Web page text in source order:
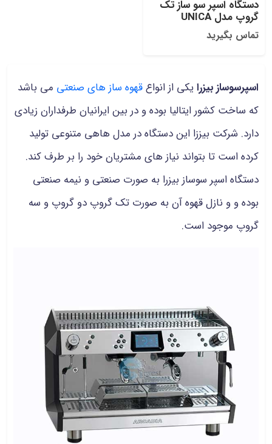
دستگاه اسپر سو ساز تک
گروپ مدل UNICA
تماس بگیرید
اسپرسوساز بیزرا یکی از انواعقهوه ساز های صنعتی می باشد
که ساخت کشور ایتالیا بوده و در بین ایرانیان طرفداران زیادی
دارد. شرکت بیززا این دستگاه در مدل هاهی متنوعی تولید
کرده است تا بتواند نیاز های مشتریان خود را بر طرف کند.
دستگاه اسپر سوساز بیزرا به صورت صنعتی و نیمه صنعتی
بوده و و نازل قهوه آن به صورت تک گروپ دو گروپ و سه
گروپ موجود است.